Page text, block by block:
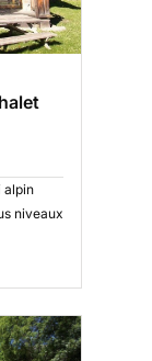
alpin
niveaux